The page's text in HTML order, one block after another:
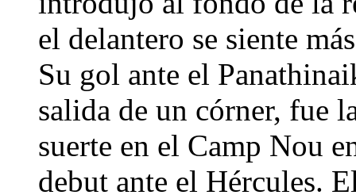
el delantero se siente
Su gol ante el
salida de un córner, fue
suerte en el Camp Nou
debut ante el Hércules.